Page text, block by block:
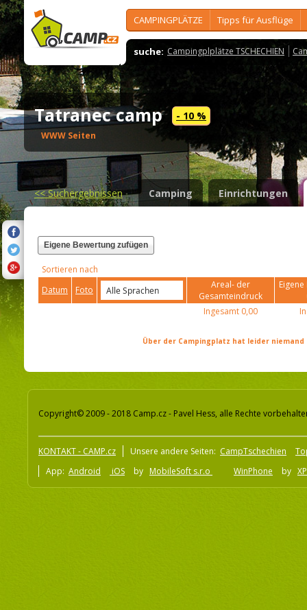
CAMPINGPLÄTZE Tipps für Ausflüge
suche: Campingplplätze TSCHECHIEN
Tatranec camp - 10 %
WWW Seiten
<<Suchergebnissen Camping Einrichtungen
Eigene Bewertung zufügen
Sortieren nach
Datum
Foto
Areal- der
Gesamteindruck
Ingesamt 0,00
Über der Campingplatz hat leider
Copyright© 2009 - 2018 Camp.cz - Pavel Hess, alle Rechte
KONTAKT - CAMP.cz Unsere andere Seiten: CampTschechien
App: Android iOS by MobileSoft s.r.o WinPhone by